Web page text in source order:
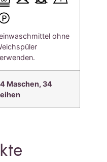
ohne
Maschen, 34